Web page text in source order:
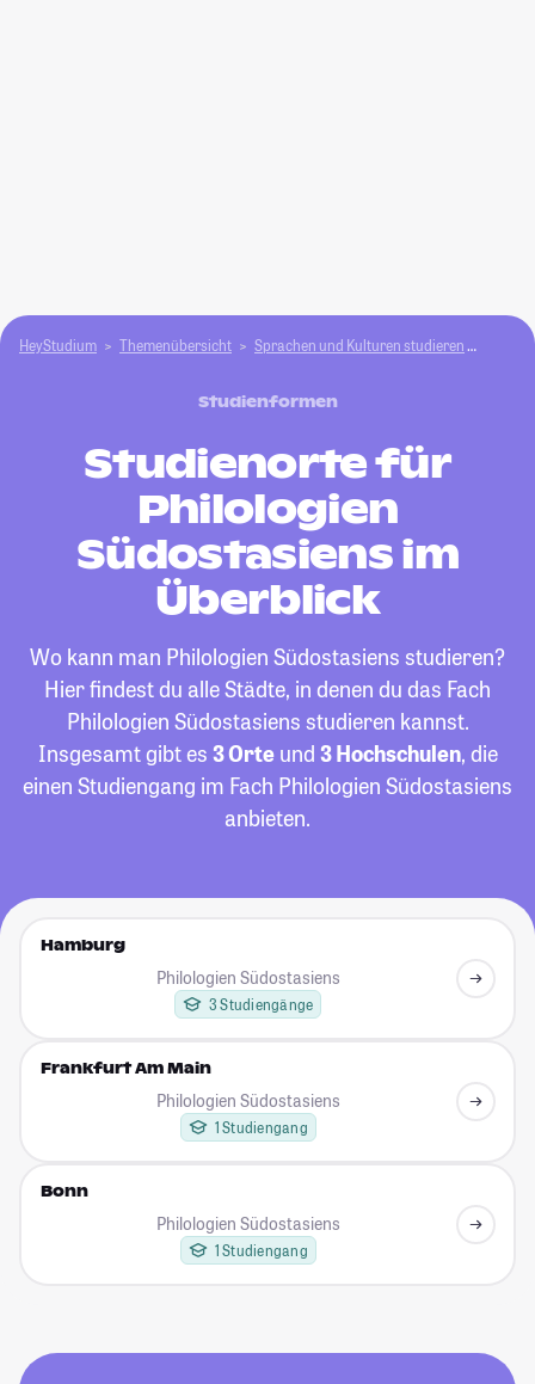
HeyStudium Themenübersicht Sprachen und Kulturen studieren
Studienformen
Studienorte für
Philologien
Südostasiens im
Überblick
Wo kann man Philologien Südostasiens studieren?
Hier findest du alle Städte, in denen du das Fach
Philologien Südostasiens studieren kannst.
Insgesamt gibt es 3 Orteund 3 Hochschulen, die
einen Studiengang im Fach Philologien Südostasiens
anbieten.
Hamburg
Philologien Südostasiens
3 Studiengänge
Frankfurt Am Main
Philologien Südostasiens
1 Studiengang
Bonn
Philologien Südostasiens
1 Studiengang